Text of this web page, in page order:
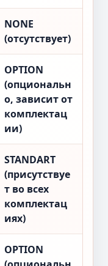
NONE
(отсутствует)
OPTION
(опциональн
о, зависит от
комплектац
ии)
STANDART
(присутствуе
т во всех
комплектац
иях)
OPTION